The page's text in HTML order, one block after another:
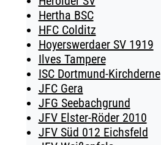
Hertha BSC
HFC Colditz
Hoyerswerdaer SV 1919
Ilves Tampere
ISC Dortmund-Kirchderne
JFC Gera
JFG Seebachgrund
JFV Elster-Röder 2010
JFV Süd 012 Eichsfeld